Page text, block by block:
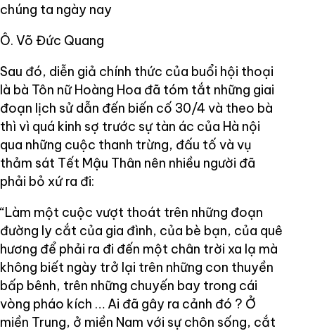
chúng ta ngày nay
Ô. Võ Đức Quang
Sau đó, diễn giả chính thức của buổi hội thoại
là bà Tôn nữ Hoàng Hoa đã tóm tắt những giai
đoạn lịch sử dẫn đến biến cố 30/4 và theo bà
thì vì quá kinh sợ trước sự tàn ác của Hà nội
qua những cuộc thanh trừng, đấu tố và vụ
thảm sát Tết Mậu Thân nên nhiều người đã
phải bỏ xứ ra đi:
“Làm một cuộc vượt thoát trên những đoạn
đường ly cắt của gia đình, của bè bạn, của quê
hương để phải ra đi đến một chân trời xa lạ mà
không biết ngày trở lại trên những con thuyền
bấp bênh, trên những chuyến bay trong cái
vòng pháo kích … Ai đã gây ra cảnh đó ? Ở
miền Trung, ở miền Nam với sự chôn sống, cắt